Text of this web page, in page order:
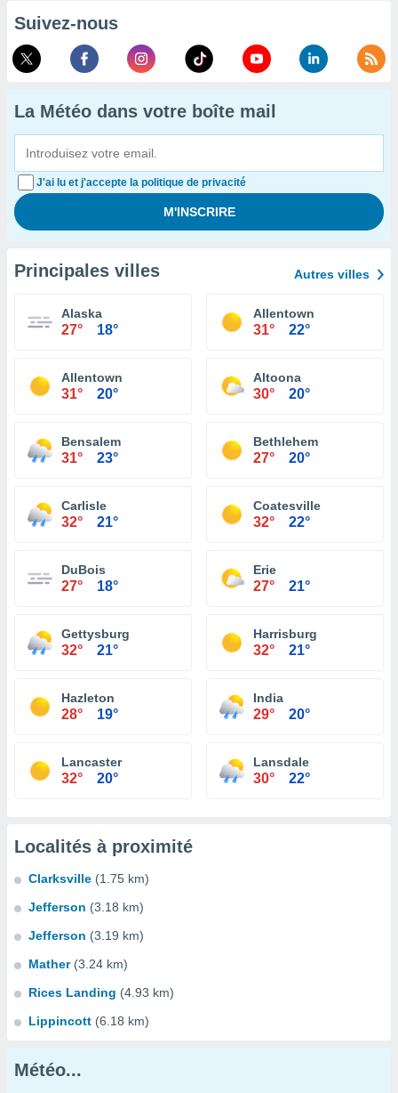
Suivez-nous
La Météo dans votre boîte mail
J'ai lu et j'accepte la politique de privacité
Principales villes Autres villes
Alaska
27° 18°
Allentown
31° 22°
Allentown
31° 20°
Altoona
30° 20°
Bensalem
31° 23°
Bethlehem
27° 20°
Carlisle
32° 21°
Coatesville
32° 22°
DuBois
27° 18°
Erie
27° 21°
Gettysburg
32° 21°
Harrisburg
32° 21°
Hazleton
28° 19°
India
29° 20°
Lancaster
32° 20°
Lansdale
30° 22°
Localités à proximité
Clarksville (1.75 km)
Jefferson (3.18 km)
Jefferson (3.19 km)
Mather (3.24 km)
Rices Landing (4.93 km)
Lippincott (6.18 km)
Météo...